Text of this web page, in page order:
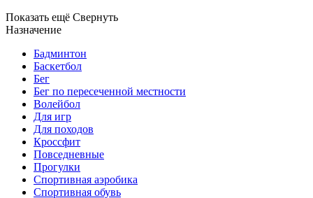
Показать ещё Свернуть
Назначение
Бадминтон
Баскетбол
Бег
Бег по пересеченной местности
Волейбол
Для игр
Для походов
Кроссфит
Повседневные
Прогулки
Спортивная аэробика
Спортивная обувь